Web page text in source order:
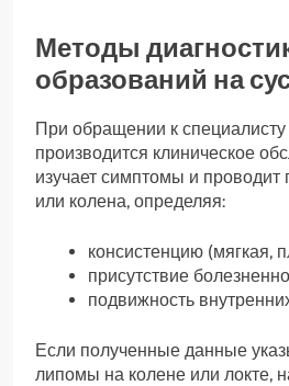
Методы
образований на
При обращении к
производится клиническое
изучает симптомы и проводит
или колена, определяя:
консистенцию (мягкая,
присутствие
подвижность
Если полученные данные
липомы на колене или локте,